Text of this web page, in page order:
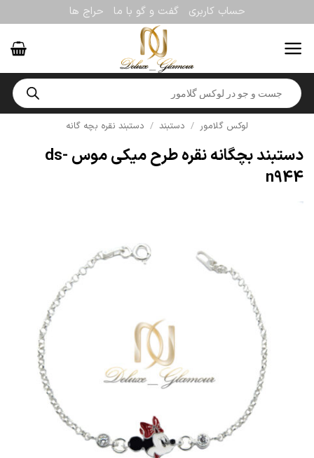
to
content
حساب کاربری گفت و گو با ما حراج ها
Products
search
لوکس گلامور / دستبند / دستبند نقره بچه گانه
دستبند بچگانه نقره طرح میکی موس ds-
n944